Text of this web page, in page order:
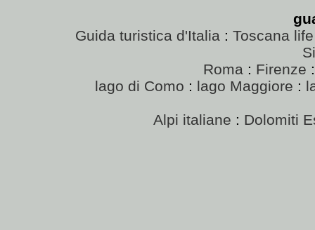
Guida turistica d'Italia : Toscana
Roma: Firenze
lago di Como : lago Maggiore :
Alpi italiane : Dolomiti